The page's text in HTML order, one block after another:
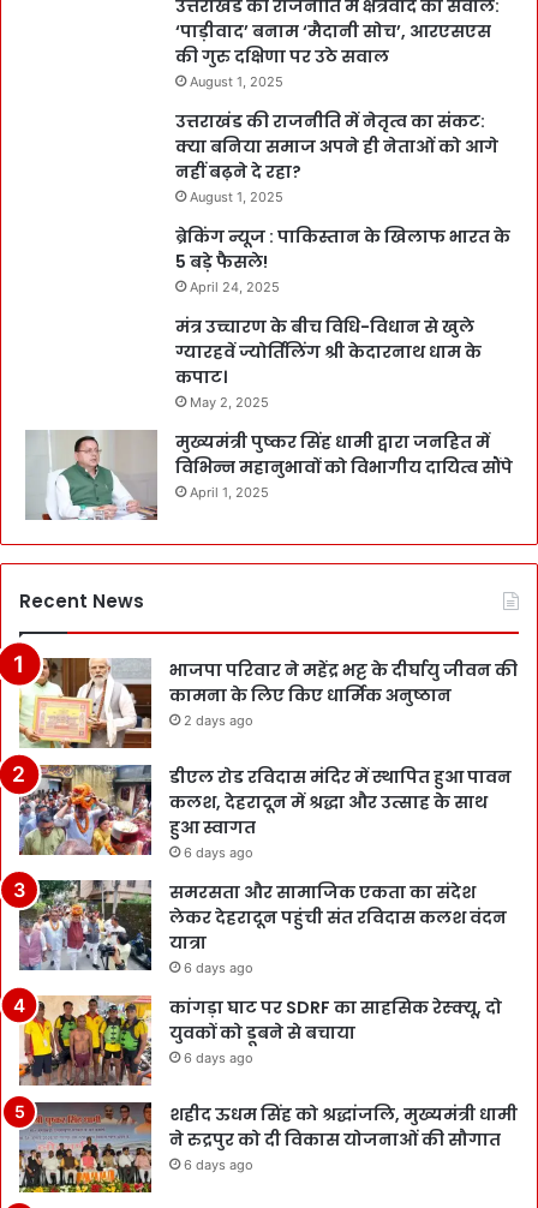
उत्तराखंड की राजनीति में क्षेत्रवाद का सवाल:
‘पाड़ीवाद’ बनाम ‘मैदानी सोच’, आरएसएस
की गुरु दक्षिणा पर उठे सवाल
August 1, 2025
उत्तराखंड की राजनीति में नेतृत्व का संकट:
क्या बनिया समाज अपने ही नेताओं को आगे
नहीं बढ़ने दे रहा?
August 1, 2025
ब्रेकिंग न्यूज : पाकिस्तान के खिलाफ भारत के
5 बड़े फैसले!
April 24, 2025
मंत्र उच्चारण के बीच विधि-विधान से खुले
ग्यारहवें ज्योर्तिलिंग श्री केदारनाथ धाम के
कपाट।
May 2, 2025
मुख्यमंत्री पुष्कर सिंह धामी द्वारा जनहित में
विभिन्न महानुभावों को विभागीय दायित्व सौंपे
April 1, 2025
Recent News
भाजपा परिवार ने महेंद्र भट्ट के दीर्घायु जीवन की
कामना के लिए किए धार्मिक अनुष्ठान
2 days ago
डीएल रोड रविदास मंदिर में स्थापित हुआ पावन
कलश, देहरादून में श्रद्धा और उत्साह के साथ
हुआ स्वागत
6 days ago
समरसता और सामाजिक एकता का संदेश
लेकर देहरादून पहुंची संत रविदास कलश वंदन
यात्रा
6 days ago
कांगड़ा घाट पर SDRF का साहसिक रेस्क्यू, दो
युवकों को डूबने से बचाया
6 days ago
शहीद ऊधम सिंह को श्रद्धांजलि, मुख्यमंत्री धामी
ने रुद्रपुर को दी विकास योजनाओं की सौगात
6 days ago